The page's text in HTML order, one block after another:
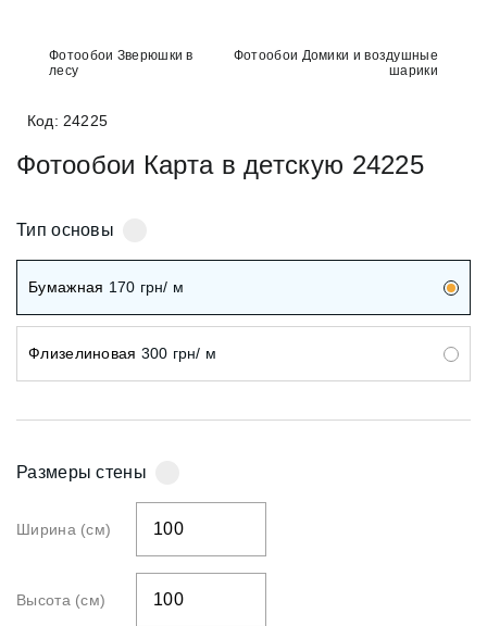
Фотообои Зверюшки в
лесу
Фотообои Домики и воздушные
шарики
Код: 24225
Фотообои Карта в детскую 24225
Тип основы
Бумажная 170 грн/ м
Флизелиновая 300 грн/ м
Размеры стены
Ширина (см)
Высота (см)